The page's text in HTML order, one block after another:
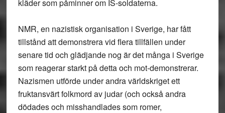
kläder som påminner om IS-soldaterna.
NMR, en nazistisk organisation i Sverige, har fått
tillstånd att demonstrera vid flera tillfällen under
senare tid och glädjande nog är det många i Sverige
som reagerar starkt på detta och mot-demonstrerar.
Nazismen utförde under andra världskriget ett
fruktansvärt folkmord av judar (och också andra
dödades och misshandlades som romer,